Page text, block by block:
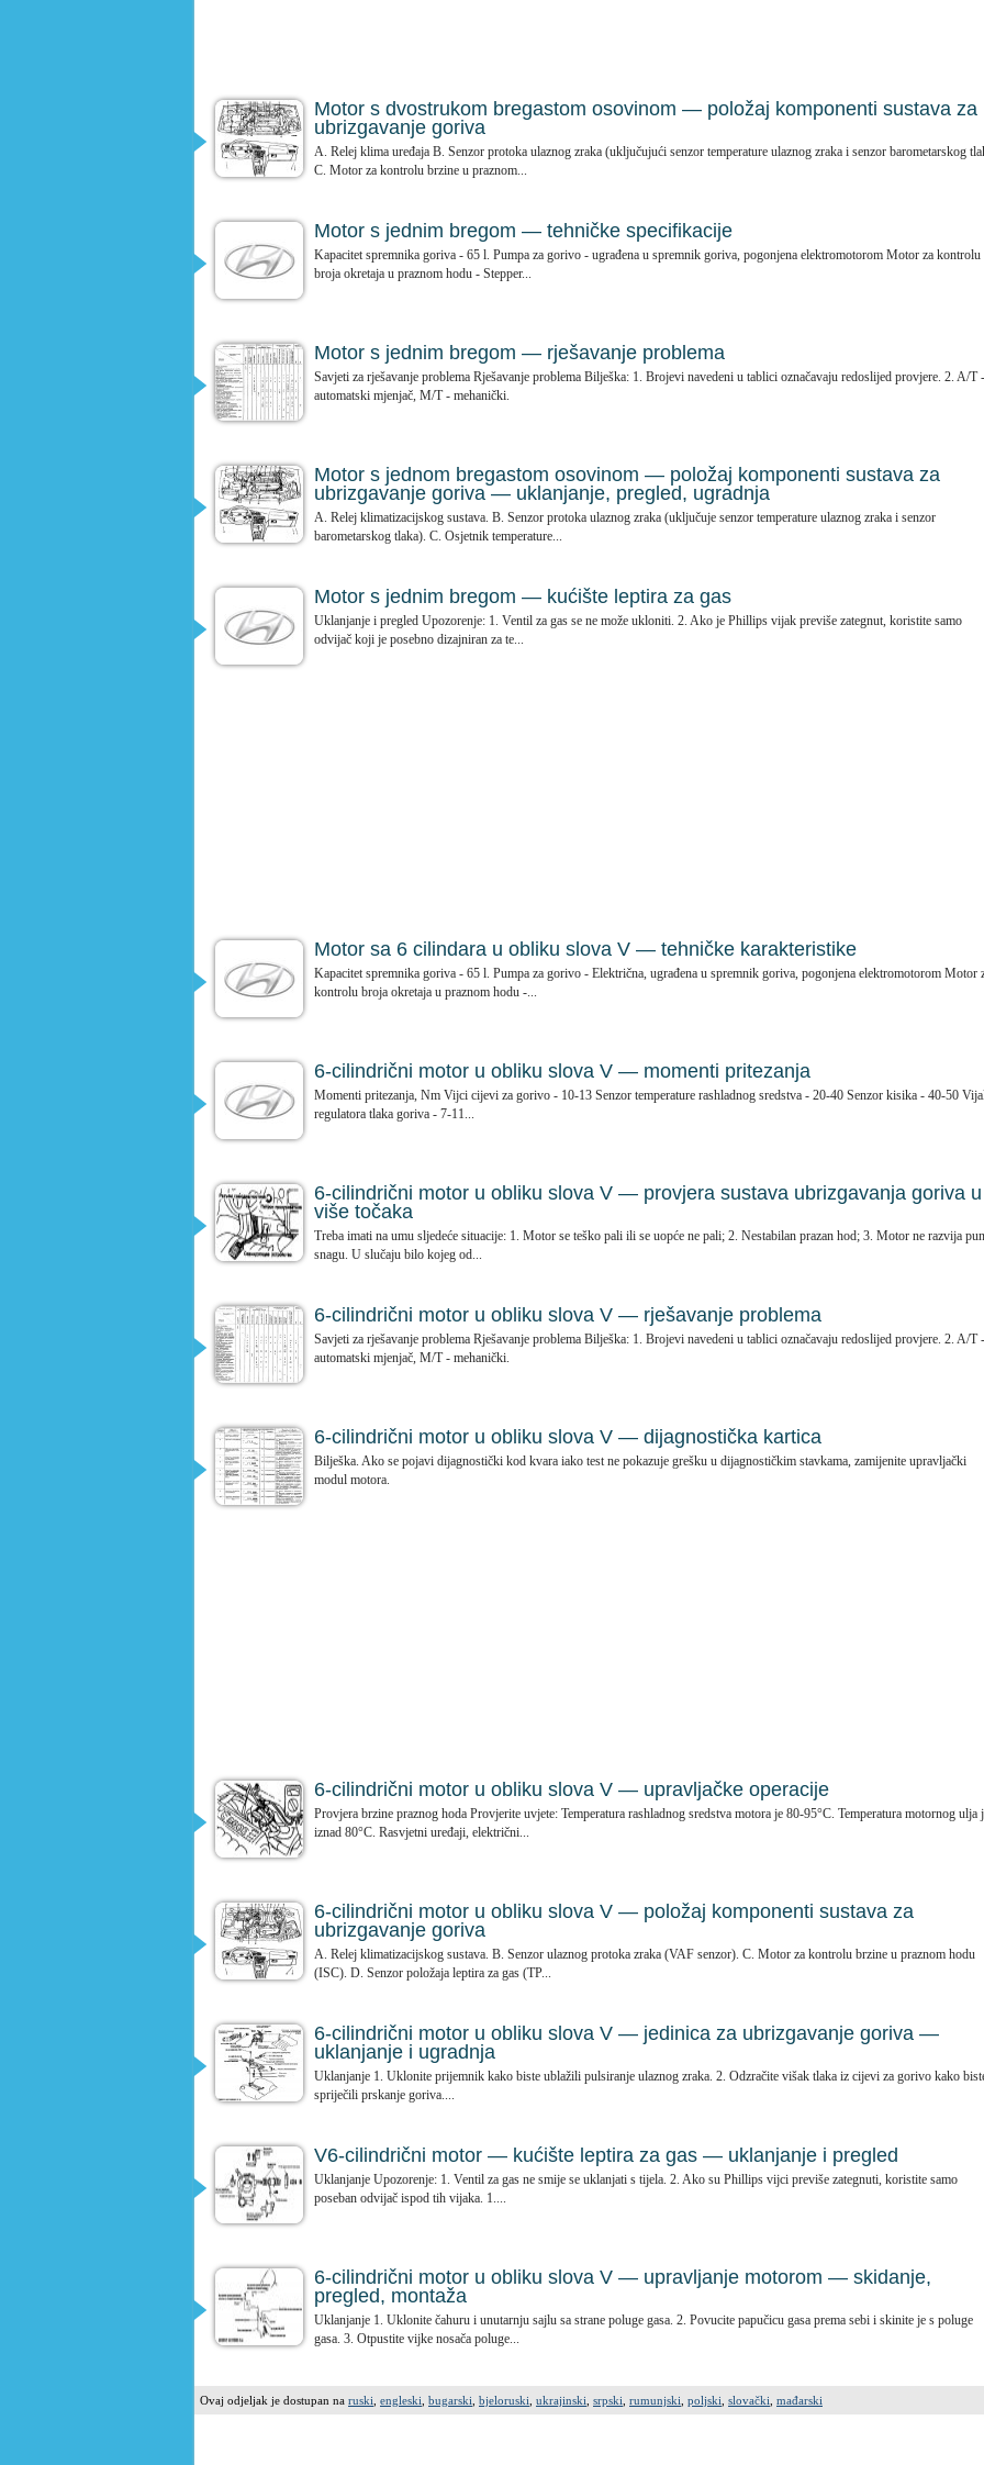
Motor s dvostrukom bregastom osovinom — položaj komponenti sustava za
ubrizgavanje goriva
A. Relej klima uređaja B. Senzor protoka ulaznog zraka (uključujući senzor temperature ulaznog zraka i senzor barometarskog
C. Motor za kontrolu brzine u praznom...
Motor s jednim bregom — tehničke specifikacije
Kapacitet spremnika goriva - 65 l. Pumpa za gorivo - ugrađena u spremnik goriva, pogonjena elektromotorom Motor za kontrolu
broja okretaja u praznom hodu - Stepper...
Motor s jednim bregom — rješavanje problema
Savjeti za rješavanje problema Rješavanje problema Bilješka: 1. Brojevi navedeni u tablici označavaju redoslijed provjere. 2. A/T -
automatski mjenjač, M/T - mehanički.
Motor s jednom bregastom osovinom — položaj komponenti sustava za
ubrizgavanje goriva — uklanjanje, pregled, ugradnja
A. Relej klimatizacijskog sustava. B. Senzor protoka ulaznog zraka (uključuje senzor temperature ulaznog zraka i senzor
barometarskog tlaka). C. Osjetnik temperature...
Motor s jednim bregom — kućište leptira za gas
Uklanjanje i pregled Upozorenje: 1. Ventil za gas se ne može ukloniti. 2. Ako je Phillips vijak previše zategnut, koristite samo
odvijač koji je posebno dizajniran za te...
Motor sa 6 cilindara u obliku slova V — tehničke karakteristike
Kapacitet spremnika goriva - 65 l. Pumpa za gorivo - Električna, ugrađena u spremnik goriva, pogonjena elektromotorom Motor
kontrolu broja okretaja u praznom hodu -...
6-cilindrični motor u obliku slova V — momenti pritezanja
Momenti pritezanja, Nm Vijci cijevi za gorivo - 10-13 Senzor temperature rashladnog sredstva - 20-40 Senzor kisika - 40-50
regulatora tlaka goriva - 7-11...
6-cilindrični motor u obliku slova V — provjera sustava ubrizgavanja goriva u
više točaka
Treba imati na umu sljedeće situacije: 1. Motor se teško pali ili se uopće ne pali; 2. Nestabilan prazan hod; 3. Motor ne razvija
snagu. U slučaju bilo kojeg od...
6-cilindrični motor u obliku slova V — rješavanje problema
Savjeti za rješavanje problema Rješavanje problema Bilješka: 1. Brojevi navedeni u tablici označavaju redoslijed provjere. 2. A/T -
automatski mjenjač, M/T - mehanički.
6-cilindrični motor u obliku slova V — dijagnostička kartica
Bilješka. Ako se pojavi dijagnostički kod kvara iako test ne pokazuje grešku u dijagnostičkim stavkama, zamijenite upravljački
modul motora.
6-cilindrični motor u obliku slova V — upravljačke operacije
Provjera brzine praznog hoda Provjerite uvjete: Temperatura rashladnog sredstva motora je 80-95°C. Temperatura motornog ulja
iznad 80°C. Rasvjetni uređaji, električni...
6-cilindrični motor u obliku slova V — položaj komponenti sustava za
ubrizgavanje goriva
A. Relej klimatizacijskog sustava. B. Senzor ulaznog protoka zraka (VAF senzor). C. Motor za kontrolu brzine u praznom hodu
(ISC). D. Senzor položaja leptira za gas (TP...
6-cilindrični motor u obliku slova V — jedinica za ubrizgavanje goriva —
uklanjanje i ugradnja
Uklanjanje 1. Uklonite prijemnik kako biste ublažili pulsiranje ulaznog zraka. 2. Odzračite višak tlaka iz cijevi za gorivo kako
spriječili prskanje goriva....
V6-cilindrični motor — kućište leptira za gas — uklanjanje i pregled
Uklanjanje Upozorenje: 1. Ventil za gas ne smije se uklanjati s tijela. 2. Ako su Phillips vijci previše zategnuti, koristite samo
poseban odvijač ispod tih vijaka. 1....
6-cilindrični motor u obliku slova V — upravljanje motorom — skidanje,
pregled, montaža
Uklanjanje 1. Uklonite čahuru i unutarnju sajlu sa strane poluge gasa. 2. Povucite papučicu gasa prema sebi i skinite je s poluge
gasa. 3. Otpustite vijke nosača poluge...
Ovaj odjeljak je dostupan na ruski engleski bugarski bjeloruski ukrajinski srpski rumunjski poljski slovački mađarski